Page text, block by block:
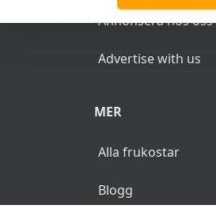
Annonsera hos oss
Advertise with us
MER
Alla frukostar
Blogg